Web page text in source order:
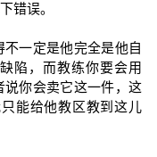
错误。
一定是他完全是他自
陷，而教练你要会用
你会卖它这一件，这
能给他教区教到这儿